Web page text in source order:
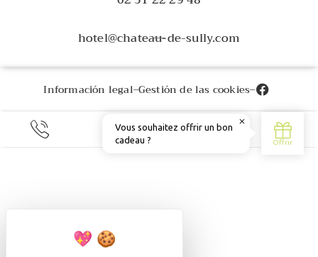
hotel@chateau-de-sully.com
Información legal Gestión de las cookies
ES